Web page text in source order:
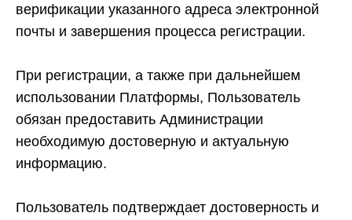
верификации указанного адреса электронной
почты и завершения процесса регистрации.
При регистрации, а также при дальнейшем
использовании Платформы, Пользователь
обязан предоставить Администрации
необходимую достоверную и актуальную
информацию.
Пользователь подтверждает достоверность и